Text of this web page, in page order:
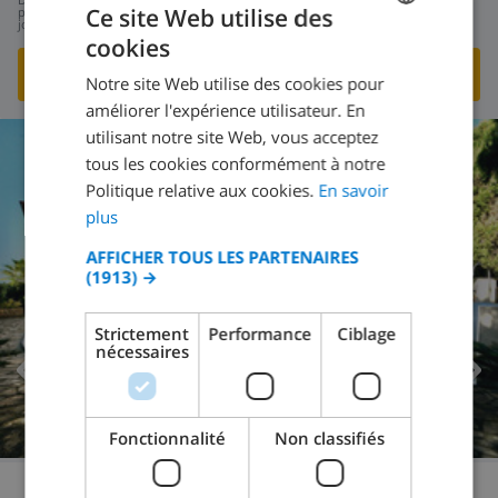
par
jour 251,85 $US
VOIR CETTE VILLA ›
DUTCH
SPANISH
GERMAN
DANISH
Ce site Web utilise des
cookies
Notre site Web utilise des cookies pour
améliorer l'expérience utilisateur. En
utilisant notre site Web, vous acceptez
tous les cookies conformément à notre
Politique relative aux cookies. En savoir
plus
AFFICHER TOUS LES PARTENAIRES
(1913) →
Strictement
nécessaires
Performance Ciblage
Fonctionnalité Non classifiés